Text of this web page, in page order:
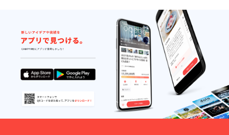
前に審
査させ
ていた
だきま
す） ＜
連絡方
法＞詳
細は
メール
にてご
連絡さ
せてい
ただき
ます。